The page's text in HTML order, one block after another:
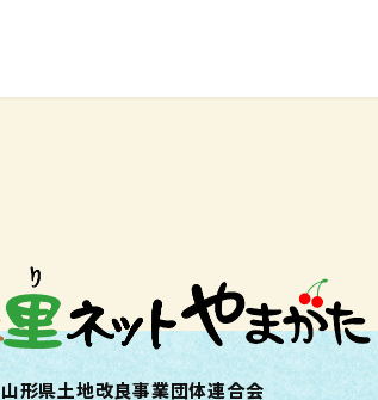
山形県土地改良事業団体連合会